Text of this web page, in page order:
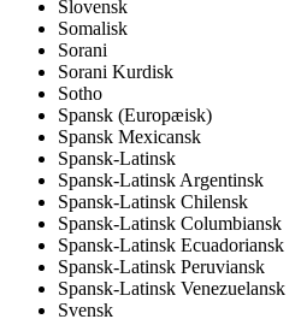
Slovensk
Somalisk
Sorani
Sorani Kurdisk
Sotho
Spansk (Europæisk)
Spansk Mexicansk
Spansk-Latinsk
Spansk-Latinsk Argentinsk
Spansk-Latinsk Chilensk
Spansk-Latinsk Columbiansk
Spansk-Latinsk Ecuadoriansk
Spansk-Latinsk Peruviansk
Spansk-Latinsk Venezuelansk
Svensk